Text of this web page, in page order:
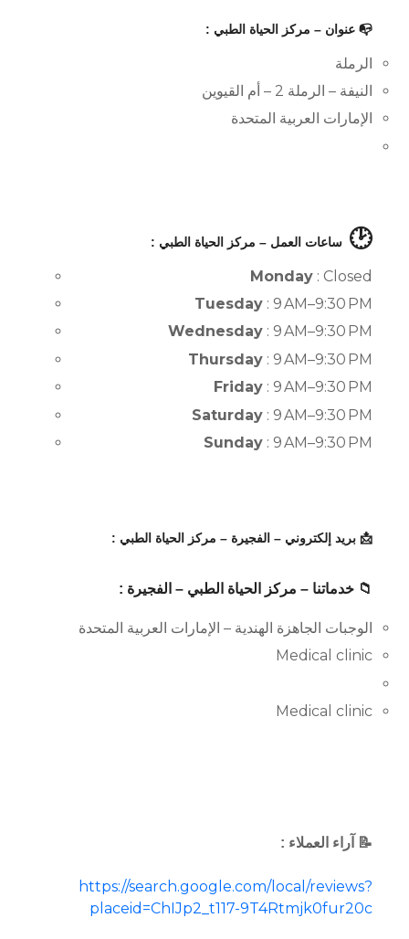
📭 عنوان – مركز الحياة الطبي :
الرملة
النيفة – الرملة 2 – أم القيوين
الإمارات العربية المتحدة
🕑 ساعات العمل – مركز الحياة الطبي :
Monday : Closed
Tuesday : 9 AM–9:30 PM
Wednesday : 9 AM–9:30 PM
Thursday : 9 AM–9:30 PM
Friday : 9 AM–9:30 PM
Saturday : 9 AM–9:30 PM
Sunday : 9 AM–9:30 PM
📩 بريد إلكتروني – الفجيرة – مركز الحياة الطبي :
📁 خدماتنا – مركز الحياة الطبي – الفجيرة :
الوجبات الجاهزة الهندية – الإمارات العربية المتحدة
Medical clinic
Medical clinic
📝 آراء العملاء :
https://search.google.com/local/reviews?
placeid=ChIJp2_t117-9T4Rtmjk0fur20c